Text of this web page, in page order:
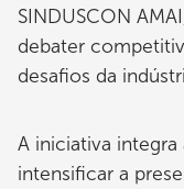
SINDUSCON
debater
desafios da
A iniciativa integra
intensificar a